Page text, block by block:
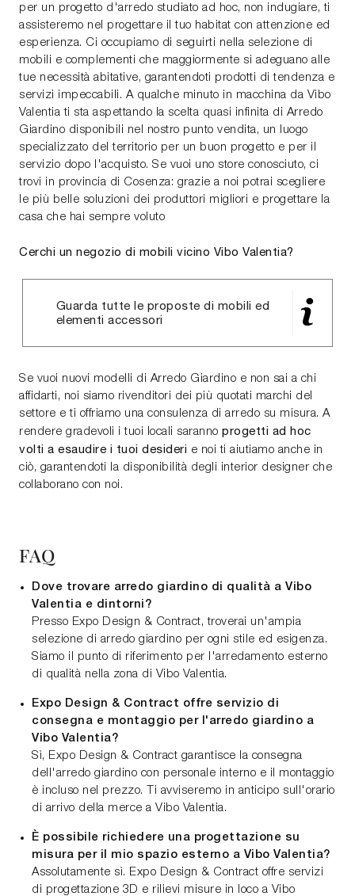
FAQ
Dove trovare arredo giardino di qualità a Vibo
Valentia e dintorni?
Presso Expo Design & Contract, troverai un'ampia
selezione di arredo giardino per ogni stile ed esigenza.
Siamo il punto di riferimento per l'arredamento esterno
di qualità nella zona di Vibo Valentia.
Expo Design & Contract offre servizio di
consegna e montaggio per l'arredo giardino a
Vibo Valentia?
Sì, Expo Design & Contract garantisce la consegna
dell'arredo giardino con personale interno e il montaggio
è incluso nel prezzo. Ti avviseremo in anticipo sull'orario
di arrivo della merce a Vibo Valentia.
È possibile richiedere una progettazione su
misura per il mio spazio esterno a Vibo Valentia?
Assolutamente sì. Expo Design & Contract offre servizi
di progettazione 3D e rilievi misure in loco a Vibo
per un progetto d'arredo studiato ad hoc, non indugiare, ti
assisteremo nel progettare il tuo habitat con attenzione ed
esperienza. Ci occupiamo di seguirti nella selezione di
mobili e complementi che maggiormente si adeguano alle
tue necessità abitative, garantendoti prodotti di tendenza e
servizi impeccabili. A qualche minuto in macchina da Vibo
Valentia ti sta aspettando la scelta quasi infinita di Arredo
Giardino disponibili nel nostro punto vendita, un luogo
specializzato del territorio per un buon progetto e per il
servizio dopo l'acquisto. Se vuoi uno store conosciuto, ci
trovi in provincia di Cosenza: grazie a noi potrai scegliere
le più belle soluzioni dei produttori migliori e progettare la
casa che hai sempre voluto
Cerchi un negozio di mobili vicino Vibo Valentia?
Guarda tutte le proposte di mobili ed
elementi accessori
Se vuoi nuovi modelli di Arredo Giardino e non sai a chi
affidarti, noi siamo rivenditori dei più quotati marchi del
settore e ti offriamo una consulenza di arredo su misura. A
rendere gradevoli i tuoi locali saranno progetti ad hoc
volti a esaudire i tuoi desideri e noi ti aiutiamo anche in
ciò, garantendoti la disponibilità degli interior designer che
collaborano con noi.